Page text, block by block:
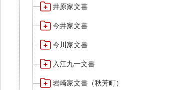
井原家文書
今井家文書
今川家文書
入江九一文書
岩崎家文書（秋芳町）